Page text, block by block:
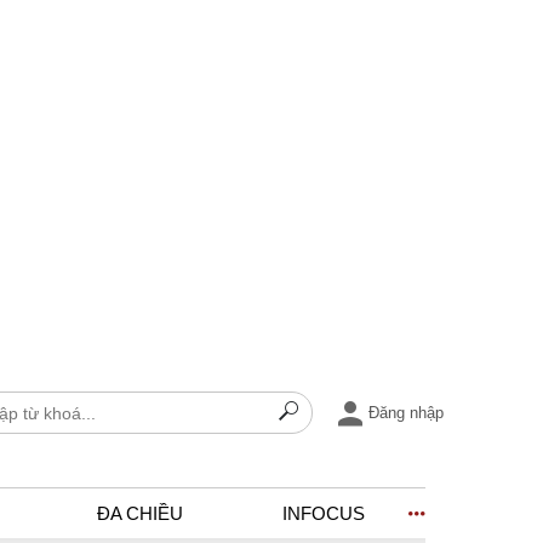
Đăng nhập
ĐA CHIỀU INFOCUS